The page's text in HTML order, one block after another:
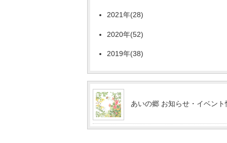
2021年(28)
2020年(52)
2019年(38)
あいの郷 お知らせ・イベント